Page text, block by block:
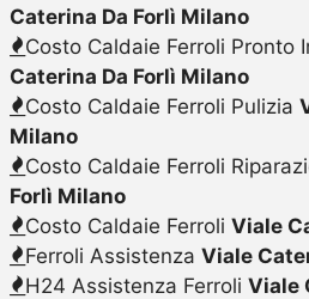
Caterina Da Forlì Milano
Costo Caldaie Ferroli Pronto
Caterina Da Forlì Milano
Costo Caldaie Ferroli Pulizia
Milano
Costo Caldaie Ferroli
Forlì Milano
Costo Caldaie Ferroli Viale
Ferroli Assistenza Viale
H24 Assistenza Ferroli Viale